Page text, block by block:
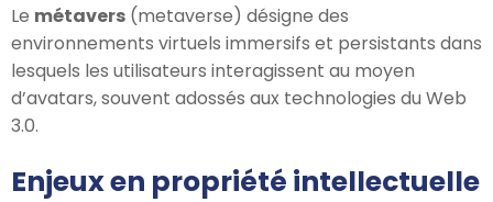
Le métavers (metaverse) désigne des
environnements virtuels immersifs et persistants dans
lesquels les utilisateurs interagissent au moyen
d’avatars, souvent adossés aux technologies du Web
3.0.
Enjeux en propriété intellectuelle